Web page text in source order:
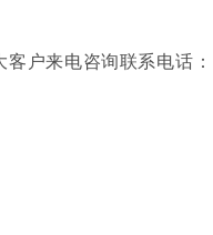
电咨询联系电话：